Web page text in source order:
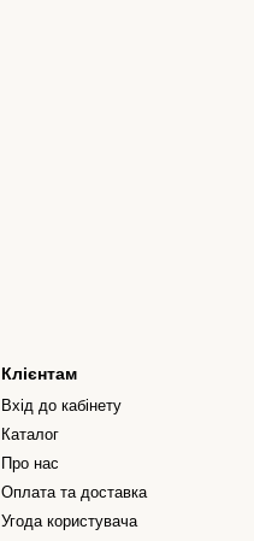
Клієнтам
Вхід до кабінету
Каталог
Про нас
Оплата та доставка
Угода користувача